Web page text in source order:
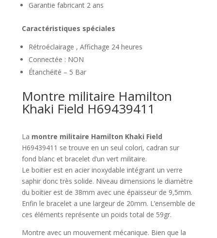
Garantie fabricant 2 ans
Caractéristiques spéciales
Rétroéclairage , Affichage 24 heures
Connectée : NON
Étanchéité – 5 Bar
Montre militaire Hamilton
Khaki Field H69439411
La montre militaire Hamilton Khaki Field
H69439411 se trouve en un seul colori, cadran sur
fond blanc et bracelet d’un vert militaire.
Le boitier est en acier inoxydable intégrant un verre
saphir donc très solide. Niveau dimensions le diamètre
du boitier est de 38mm avec une épaisseur de 9,5mm.
Enfin le bracelet a une largeur de 20mm. L’ensemble de
ces éléments représente un poids total de 59gr.
Montre avec un mouvement mécanique. Bien que la